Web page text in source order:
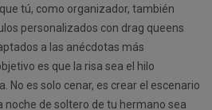
tú, como organizador, también
personalizados con drag queens
a las anécdotas más
es que la risa sea el hilo
No es solo cenar, es crear el escenario
de soltero de tu hermano sea